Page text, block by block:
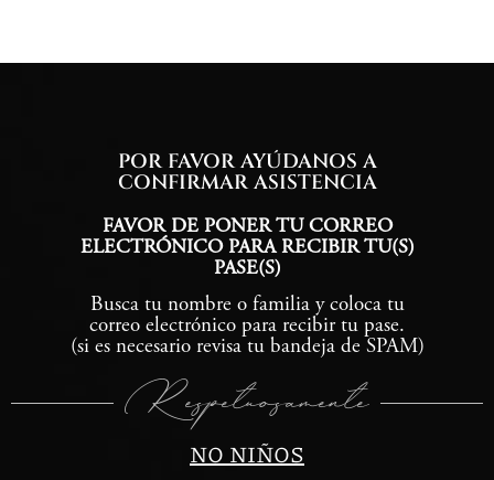
POR FAVOR AYÚDANOS A
CONFIRMAR ASISTENCIA
FAVOR DE PONER TU CORREO
ELECTRÓNICO PARA RECIBIR TU(S)
PASE(S)
Busca tu nombre o familia y coloca tu
correo electrónico para recibir tu pase.
(si es necesario revisa tu bandeja de SPAM)
Respetuosamente
NO NIÑOS